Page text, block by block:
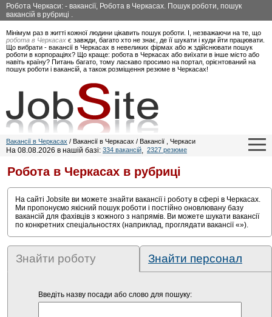
Робота Черкаси: - вакансії, Робота в Черкасах. Пошук роботи, пошук
вакансій в рубриці .
Мінімум раз в житті кожної людини цікавить пошук роботи. І, незважаючи на те, що
робота в Черкасах є завжди, багато хто не знає, де її шукати і куди йти працювати.
Що вибрати - вакансії в Черкасах в невеликих фірмах або ж здійснювати пошук
роботи в корпораціях? Що краще: робота в Черкасах або виїхати в інше місто або
навіть країну? Питань багато, тому ласкаво просимо на портал, орієнтований на
пошук роботи і вакансій, а також розміщення резюме в Черкасах!
Вакансії в Черкасах / Вакансії в Черкасах / Вакансії , Черкаси
На 08.08.2026 в нашій базі: 334 вакансій, 2327 резюме
Робота в Черкасах в рубриці
На сайті Jobsite ви можете знайти вакансії і роботу в сфері в Черкасах.
Ми пропонуємо якісний пошук роботи і постійно оновлювану базу
вакансій для фахівців з кожного з напрямів. Ви можете шукати вакансії
по конкретних спеціальностях (наприклад, проглядати вакансії «»).
Знайти роботу Знайти персонал
Введіть назву посади або слово для пошуку: